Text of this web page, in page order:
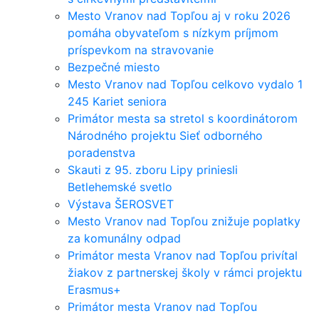
Mesto Vranov nad Topľou aj v roku 2026
pomáha obyvateľom s nízkym príjmom
príspevkom na stravovanie
Bezpečné miesto
Mesto Vranov nad Topľou celkovo vydalo 1
245 Kariet seniora
Primátor mesta sa stretol s koordinátorom
Národného projektu Sieť odborného
poradenstva
Skauti z 95. zboru Lipy priniesli
Betlehemské svetlo
Výstava ŠEROSVET
Mesto Vranov nad Topľou znižuje poplatky
za komunálny odpad
Primátor mesta Vranov nad Topľou privítal
žiakov z partnerskej školy v rámci projektu
Erasmus+
Primátor mesta Vranov nad Topľou